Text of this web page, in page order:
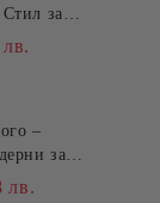
за
–
за
лв.